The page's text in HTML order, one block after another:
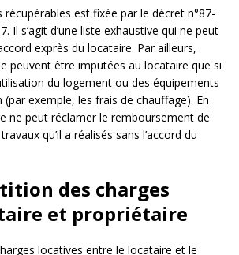
récupérables est fixée par le décret n°87-
Il s’agit d’une liste exhaustive qui ne peut
exprès du locataire. Par ailleurs,
peuvent être imputées au locataire que si
du logement ou des équipements
exemple, les frais de chauffage). En
ne peut réclamer le remboursement de
qu’il a réalisés sans l’accord du
des charges
et propriétaire
locatives entre le locataire et le